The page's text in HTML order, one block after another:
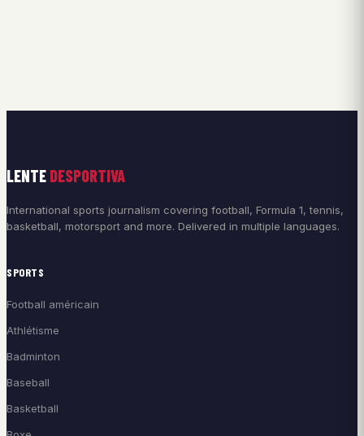
LENTE DESPORTIVA
International sports journalism covering football, Formula 1, tennis,
basketball, motorsport and more. Delivered in multiple languages.
SPORTS
Football américain
Athlétisme
Badminton
Baseball
Basketball